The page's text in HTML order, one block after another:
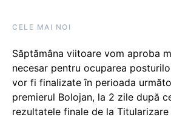
CELE MAI NOI
Săptămâna viitoare vom aproba
necesar pentru ocuparea
vor fi finalizate în perioada
premierul Bolojan, la 2 zile după
rezultatele finale de la